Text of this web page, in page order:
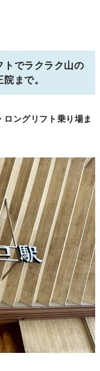
トでラクラク山の
まで。
ングリフト乗り場ま